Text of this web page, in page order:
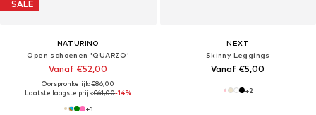
SALE
NATURINO
Open schoenen 'QUARZO'
Vanaf €52,00
Oorspronkelijk: €86,00
Laatste laagste prijs:€61,00-14%
+1
NEXT
Skinny Leggings
Vanaf €5,00
+2